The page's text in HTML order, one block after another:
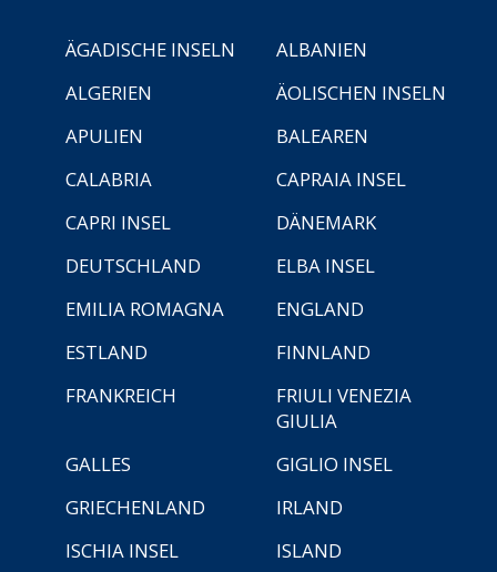
ÄGADISCHE INSELN
ALBANIEN
ALGERIEN
ÄOLISCHEN INSELN
APULIEN
BALEAREN
CALABRIA
CAPRAIA INSEL
CAPRI INSEL
DÄNEMARK
DEUTSCHLAND
ELBA INSEL
EMILIA ROMAGNA
ENGLAND
ESTLAND
FINNLAND
FRANKREICH
FRIULI VENEZIA
GIULIA
GALLES
GIGLIO INSEL
GRIECHENLAND
IRLAND
ISCHIA INSEL
ISLAND